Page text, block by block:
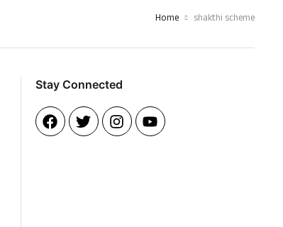
Home shakthi scheme
Stay Connected​